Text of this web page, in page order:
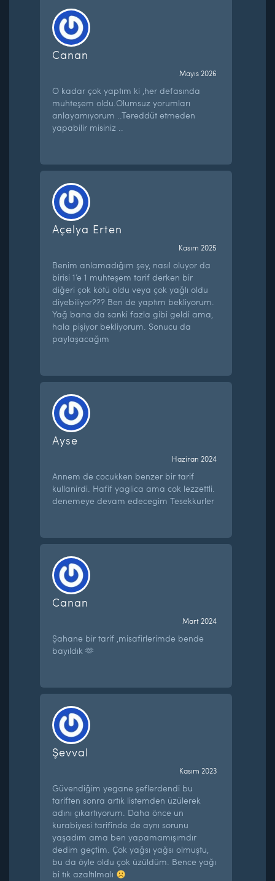
Canan
Mayıs 2026
O kadar çok yaptım ki ,her defasında
muhteşem oldu.Olumsuz yorumları
anlayamıyorum ..Tereddüt etmeden
yapabilir misiniz ..
Açelya Erten
Kasım 2025
Benim anlamadığım şey, nasıl oluyor da
birisi 1’e 1 muhteşem tarif derken bir
diğeri çok kötü oldu veya çok yağlı oldu
diyebiliyor??? Ben de yaptım bekliyorum.
Yağ bana da sanki fazla gibi geldi ama,
hala pişiyor bekliyorum. Sonucu da
paylaşacağım
Ayse
Haziran 2024
Annem de cocukken benzer bir tarif
kullanirdi. Hafif yaglica ama cok lezzettli.
denemeye devam edecegim Tesekkurler
Canan
Mart 2024
Şahane bir tarif ,misafirlerimde bende
bayıldık 🫶
Şevval
Kasım 2023
Güvendiğim yegane şeflerdendi bu
tariften sonra artık listemden üzülerek
adını çıkartıyorum. Daha önce un
kurabiyesi tarifinde de aynı sorunu
yaşadım ama ben yapamamışımdır
dedim geçtim. Çok yağsı yağsı olmuştu,
bu da öyle oldu çok üzüldüm. Bence yağı
bi tık azaltılmalı